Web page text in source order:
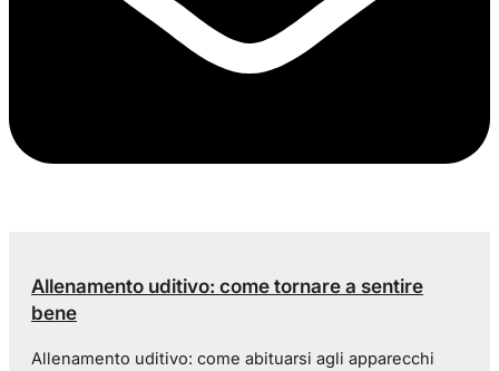
Allenamento uditivo: come tornare a sentire
bene
Allenamento uditivo: come abituarsi agli apparecchi